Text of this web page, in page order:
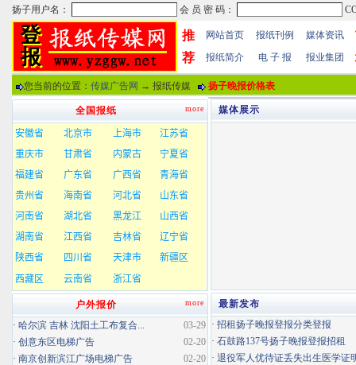
推
荐
网站首页 报纸刊例 媒体资讯
报纸简介 电 子 报 报业集团
您当前的位置： 传媒广告网 → 报纸传媒 扬子晚报价格表
媒体展示
最新发布
· 招租扬子晚报登报分类登报
· 石鼓路137号扬子晚报登报招租
· 退役军人优待证丢失出生医学证
more
全国报纸
more
户外报价
03-29
· 哈尔滨 吉林 沈阳土工布复合...
02-20
· 创意东区电梯广告
02-20
· 南京创新滨江广场电梯广告